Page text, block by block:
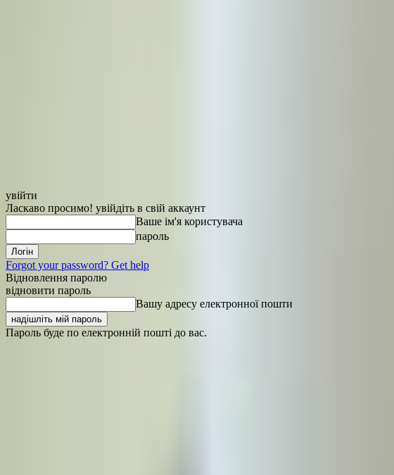
увійти
Ласкаво просимо! увійдіть в свій аккаунт
Ваше ім'я користувача
пароль
Forgot your password? Get help
Відновлення паролю
відновити пароль
Вашу адресу електронної пошти
Пароль буде по електронній пошті до вас.